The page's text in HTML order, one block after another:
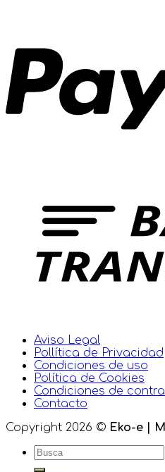
Aviso Legal
Pollítica de Privacidad
Condiciones de uso
Política de Cookies
Condiciones de
Contacto
Copyright 2026 © Eko-e |